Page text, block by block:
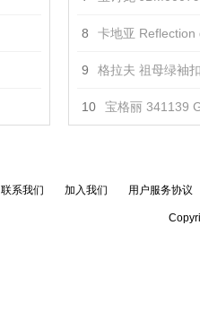
8 卡地亚 Reflection
9 格拉夫 祖母绿袖
10 宝格丽 341139
联系我们 加入我们 用户服务协议